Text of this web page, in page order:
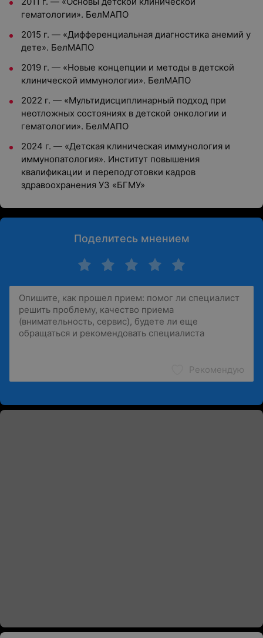
гематологии». БелМАПО
2015 г. — «Дифференциальная диагностика анемий у
дете». БелМАПО
2019 г. — «Новые концепции и методы в детской
клинической иммунологии». БелМАПО
2022 г. — «Мультидисциплинарный подход при
неотложных состояниях в детской онкологии и
гематологии». БелМАПО
2024 г. — «Детская клиническая иммунология и
иммунопатология». Институт повышения
квалификации и переподготовки кадров
здравоохранения УЗ «БГМУ»
Поделитесь мнением
Рекомендую